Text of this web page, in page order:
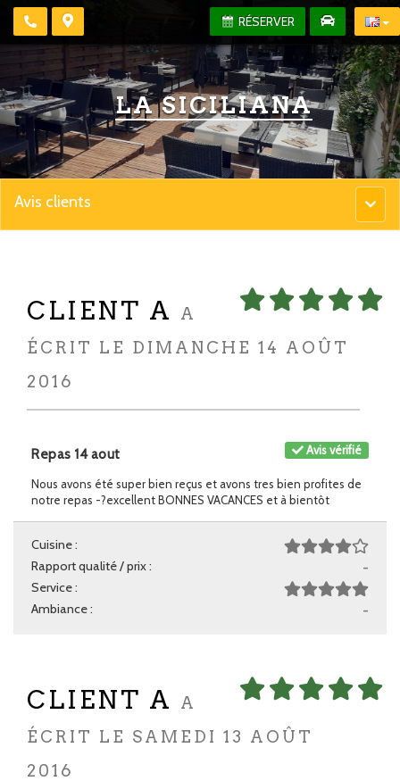
RÉSERVER
LA SICILIANA
Menu
Avis clients
CLIENT A
A
ÉCRIT LE DIMANCHE 14 AOÛT
2016
Avis vérifié
Repas 14 aout
Nous avons été super bien reçus et avons tres bien profites de
notre repas -?excellent BONNES VACANCES et à bientôt
Cuisine :
-
Rapport qualité / prix :
Service :
-
Ambiance :
CLIENT A
A
ÉCRIT LE SAMEDI 13 AOÛT
2016